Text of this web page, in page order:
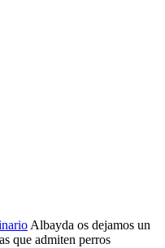
Albayda os dejamos un
que admiten perros